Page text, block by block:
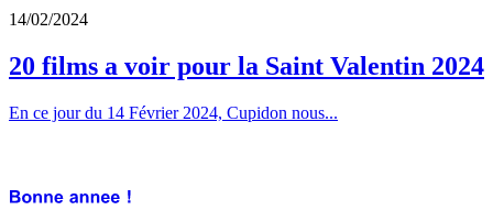
14/02/2024
20 films a voir pour la Saint Valentin 2024
En ce jour du 14 Février 2024, Cupidon nous...